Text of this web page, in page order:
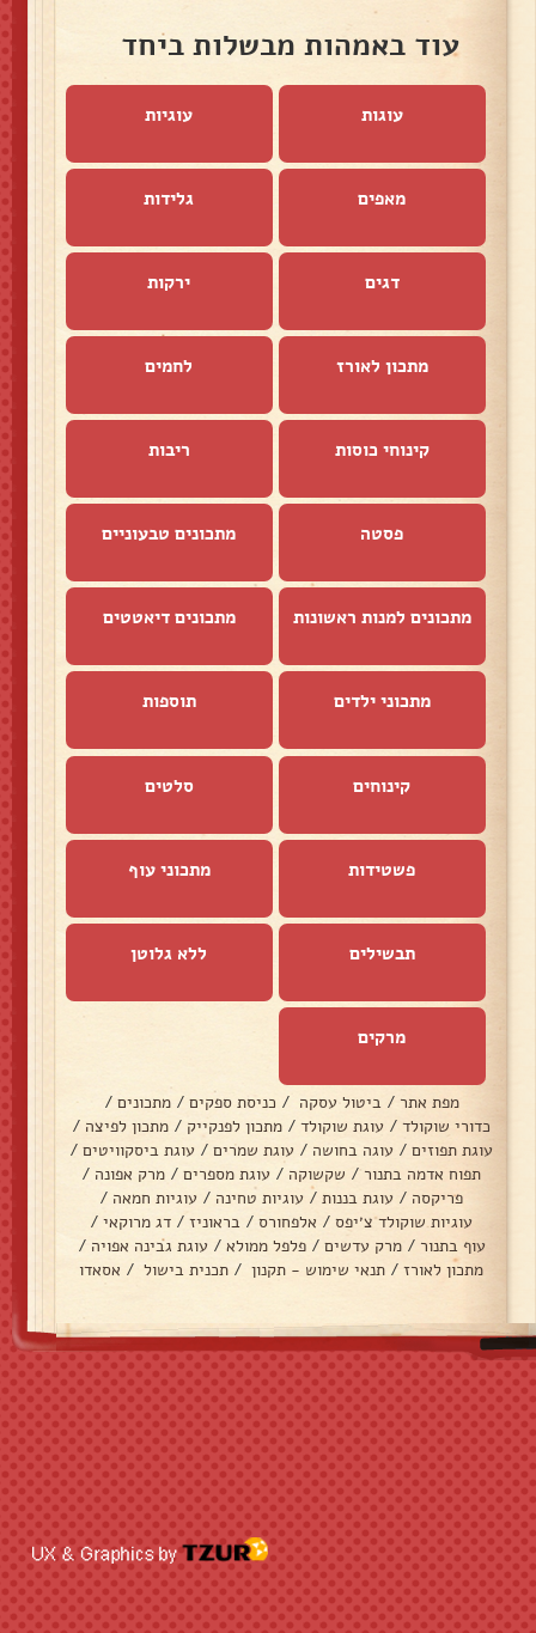
עוד באמהות מבשלות ביחד
עוגות עוגיות
מאפים גלידות
דגים ירקות
מתכון לאורז לחמים
קינוחי כוסות ריבות
פסטה מתכונים טבעוניים
מתכונים למנות ראשונות מתכונים דיאטטים
מתכוני ילדים תוספות
קינוחים סלטים
פשטידות מתכוני עוף
תבשילים ללא גלוטן
מרקים
מפת אתר / ביטול עסקה / כניסת ספקים / מתכונים /
כדורי שוקולד / עוגת שוקולד / מתכון לפנקייק / מתכון לפיצה /
עוגת תפוזים / עוגה בחושה / עוגת שמרים / עוגת ביסקוויטים /
תפוח אדמה בתנור/ שקשוקה / עוגת מספרים / מרק אפונה /
פריקסה / עוגת בננות / עוגיות טחינה / עוגיות חמאה /
עוגיות שוקולד צ׳יפס / אלפחורס / בראוניז / דג מרוקאי /
עוף בתנור / מרק עדשים / פלפל ממולא / עוגת גבינה אפויה /
מתכון לאורז / תנאי שימוש - תקנון / תכנית בישול / אסאדו